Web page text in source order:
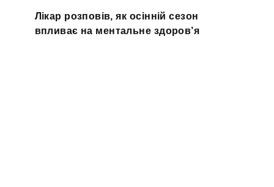
Лікар розповів, як осінній сезон
впливає на ментальне здоров’я